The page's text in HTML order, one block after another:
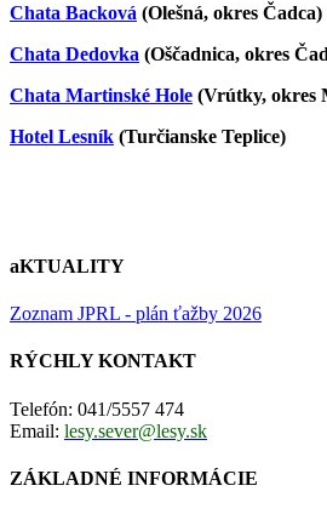
Chata Backová (Olešná, okres Čadca)
Chata Dedovka (Oščadnica, okres
Chata Martinské Hole (Vrútky, okres
Hotel Lesník (Turčianske Teplice)
aKTUALITY
Zoznam JPRL - plán ťažby 2026
RÝCHLY KONTAKT
Telefón: 041/5557 474
Email: lesy.sever@lesy.sk
ZÁKLADNÉ INFORMÁCIE